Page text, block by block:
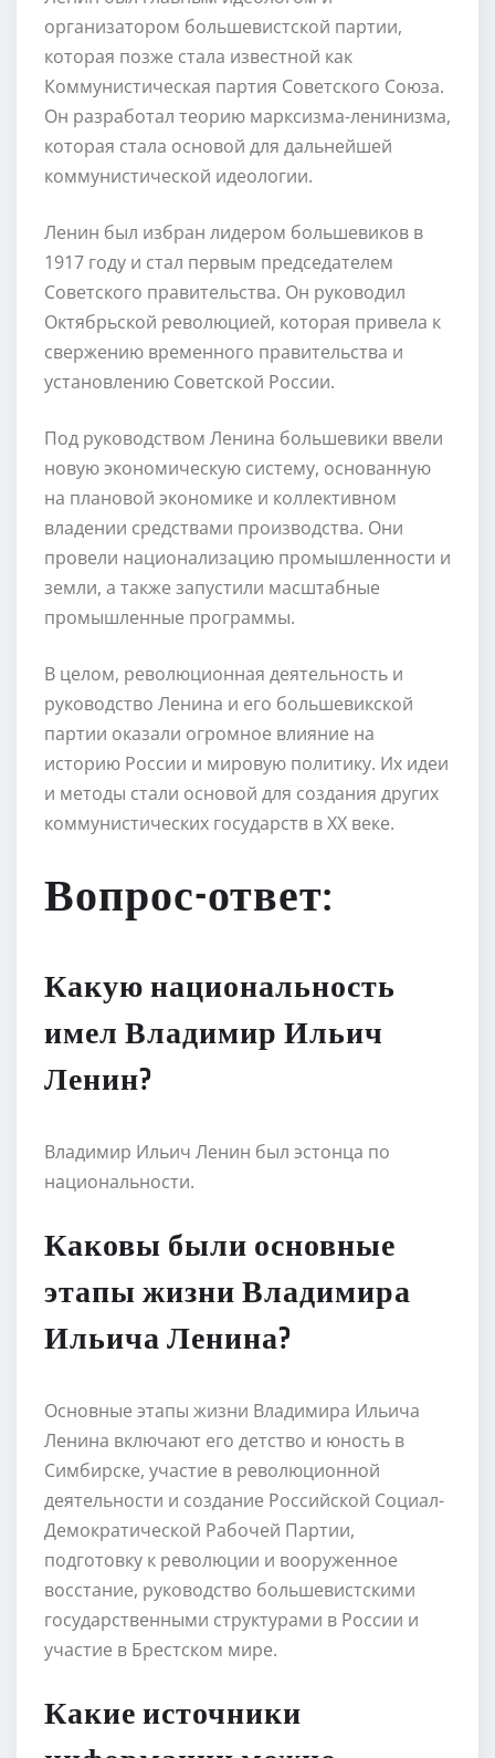
организатором большевистской партии,
которая позже стала известной как
Коммунистическая партия Советского Союза.
Он разработал теорию марксизма-ленинизма,
которая стала основой для дальнейшей
коммунистической идеологии.
Ленин был избран лидером большевиков в
1917 году и стал первым председателем
Советского правительства. Он руководил
Октябрьской революцией, которая привела к
свержению временного правительства и
установлению Советской России.
Под руководством Ленина большевики ввели
новую экономическую систему, основанную
на плановой экономике и коллективном
владении средствами производства. Они
провели национализацию промышленности и
земли, а также запустили масштабные
промышленные программы.
В целом, революционная деятельность и
руководство Ленина и его большевикской
партии оказали огромное влияние на
историю России и мировую политику. Их идеи
и методы стали основой для создания других
коммунистических государств в XX веке.
Вопрос-ответ:
Какую национальность
имел Владимир Ильич
Ленин?
Владимир Ильич Ленин был эстонца по
национальности.
Каковы были основные
этапы жизни Владимира
Ильича Ленина?
Основные этапы жизни Владимира Ильича
Ленина включают его детство и юность в
Симбирске, участие в революционной
деятельности и создание Российской Социал-
Демократической Рабочей Партии,
подготовку к революции и вооруженное
восстание, руководство большевистскими
государственными структурами в России и
участие в Брестском мире.
Какие источники